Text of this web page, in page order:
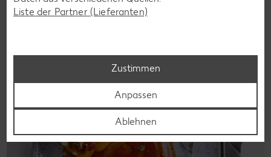
Liste der Partner (Lieferanten)
Zustimmen
Anpassen
Ablehnen